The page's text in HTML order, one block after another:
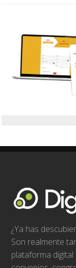
¿Ya has
Son realmente
plataforma